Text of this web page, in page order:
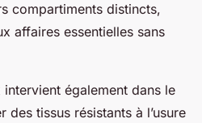
compartiments distincts,
affaires essentielles sans
intervient également dans le
tissus résistants à l’usure